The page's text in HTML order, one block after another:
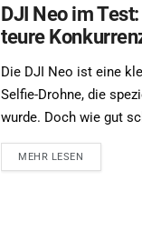
DJI Neo im
teure
Die DJI Neo ist eine
Selfie-Drohne, die
wurde. Doch wie gut
MEHR LESEN